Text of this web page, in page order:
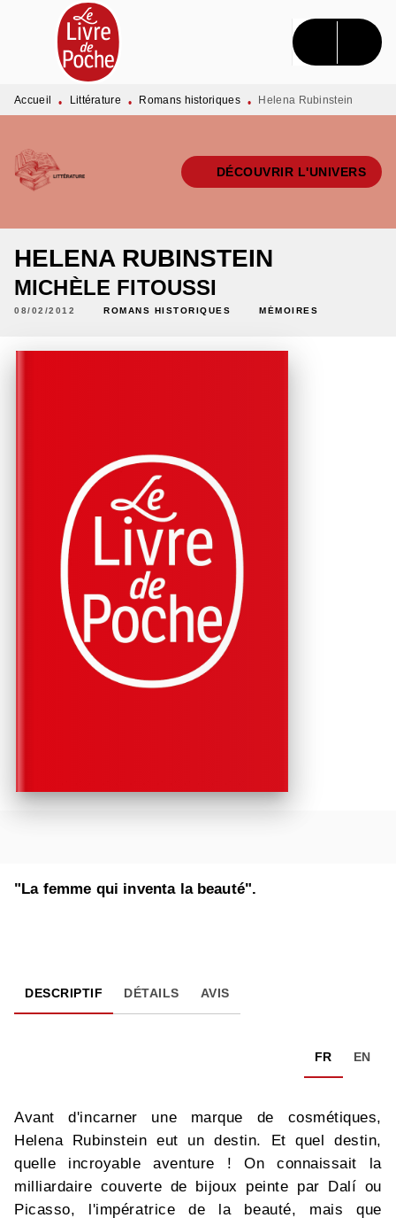
MENU RECHERCHE CONTENU
PIED DE PAGE
Accueil • Littérature • Romans historiques • Helena Rubinstein
DÉCOUVRIR L'UNIVERS
HELENA RUBINSTEIN
MICHÈLE FITOUSSI
08/02/2012 ROMANS HISTORIQUES MÉMOIRES
"La femme qui inventa la beauté".
DESCRIPTIF DÉTAILS AVIS
FR EN
Avant d'incarner une marque de cosmétiques,
Helena Rubinstein eut un destin. Et quel destin,
quelle incroyable aventure ! On connaissait la
milliardaire couverte de bijoux peinte par Dalí ou
Picasso, l'impératrice de la beauté, mais que